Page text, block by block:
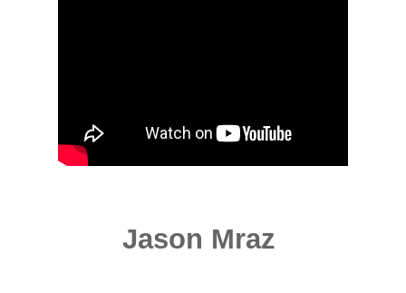
Jason Mraz